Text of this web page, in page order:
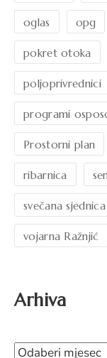
oglas opg
pokret otoka
poljoprivrednici
programi
Prostorni plan
ribarnica
svečana sjednica
vojarna Ražnjić
Arhiva